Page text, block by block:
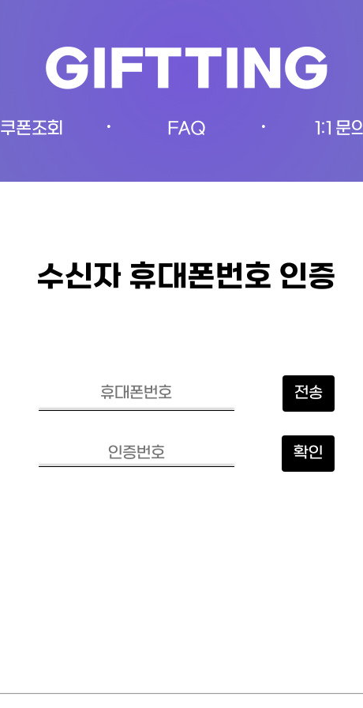
GIFTTING
쿠폰조회 • FAQ • 1:1 문
수신자 휴대폰번호 인증
전송
확인